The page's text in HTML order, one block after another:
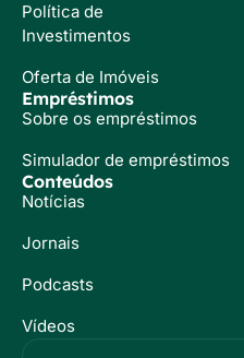
Política de
Investimentos
Oferta de Imóveis
Empréstimos
Sobre os empréstimos
Simulador de empréstimos
Conteúdos
Notícias
Jornais
Podcasts
Vídeos